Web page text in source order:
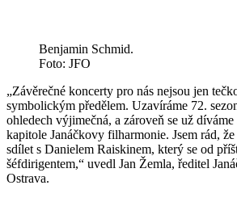
Benjamin Schmid.
Foto: JFO
„Závěrečné koncerty pro nás nejsou jen
symbolickým předělem. Uzavíráme 72.
ohledech výjimečná, a zároveň se už
kapitole Janáčkovy filharmonie. Jsem rád,
sdílet s Danielem Raiskinem, který se od
šéfdirigentem,“ uvedl Jan Žemla, ředitel
Ostrava.